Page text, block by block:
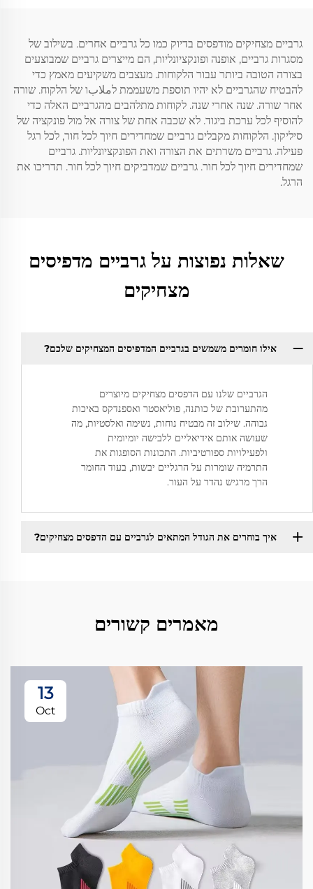
גרביים מצחיקים מודפסים בדיוק כמו כל גרביים אחרים. בשילוב של
מסגרות גרביים, אופנה ופונקציונליות, הם מייצרים גרביים שמבוצעים
בצורה הטובה ביותר עבור הלקוחות. מעצבים משקיעים מאמץ כדי
להבטיח שהגרביים לא יהיו תוספת משעממת לملابו של הלקוח. שורה
אחר שורה. שנה אחרי שנה. לקוחות מתלהבים מהגרביים האלה כדי
להוסיף לכל ערכת ביגוד. לא שכבה אחת של צורה אל מול פונקציה של
סיליקון. הלקוחות מקבלים גרביים שמחדירים חיוך לכל חור, לכל רגל
פעילה. גרביים משרתים את הצורה ואת הפונקציונליות. גרביים
שמחדירים חיוך לכל חור. גרביים שמדביקים חיוך לכל חור. תדריכו את
הרגל.
שאלות נפוצות על גרביים מדפיסים
מצחיקים
אילו חומרים משמשים בגרביים המדפיסים המצחיקים שלכם?
הגרביים שלנו עם הדפסים מצחיקים מיוצרים
מהתערובת של כותנה, פוליאסטר ואספנדקס באיכות
גבוהה. שילוב זה מבטיח נוחות, נשימה ואלסטיות, מה
שעושה אותם אידיאליים ללבישה יומיומית
ולפעילויות ספורטיביות. התכונות הסופגות את
התרמיה שומרות על הרגליים יבשות, בעוד החומר
הרך מרגיש נהדר על העור.
איך בוחרים את הגודל המתאים לגרביים עם הדפסים מצחיקים?
מאמרים קשורים
13
Oct